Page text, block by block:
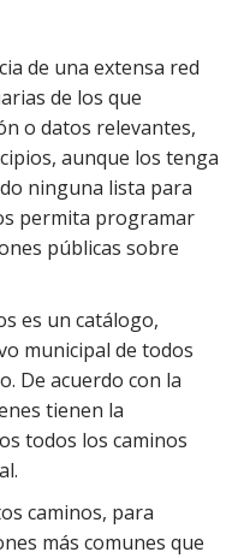
de una extensa red
de los que
o datos relevantes,
aunque los tenga
ninguna lista para
permita programar
públicas sobre
es un catálogo,
municipal de todos
De acuerdo con la
tienen la
todos los caminos
caminos, para
más comunes que